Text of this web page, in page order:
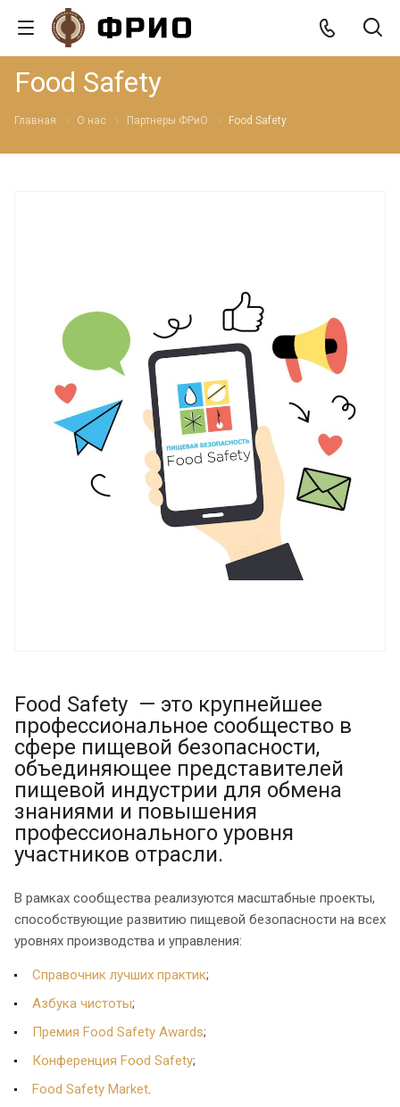
Food Safety
Главная О нас Партнеры ФРиО Food Safety
Food Safety — это крупнейшее
профессиональное сообщество в
сфере пищевой безопасности,
объединяющее представителей
пищевой индустрии для обмена
знаниями и повышения
профессионального уровня
участников отрасли.
В рамках сообщества реализуются масштабные проекты,
способствующие развитию пищевой безопасности на всех
уровнях производства и управления:
Справочник лучших практик;
Азбука чистоты;
Премия Food Safety Awards;
Конференция Food Safety;
Food Safety Market.